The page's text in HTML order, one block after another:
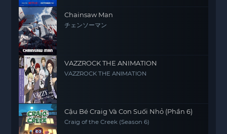
Chainsaw Man
チェンソーマン
VAZZROCK THE ANIMATION
VAZZROCK THE ANIMATION
Cậu Bé Craig Và Con Suối Nhỏ (Phần 6)
Craig of the Creek (Season 6)